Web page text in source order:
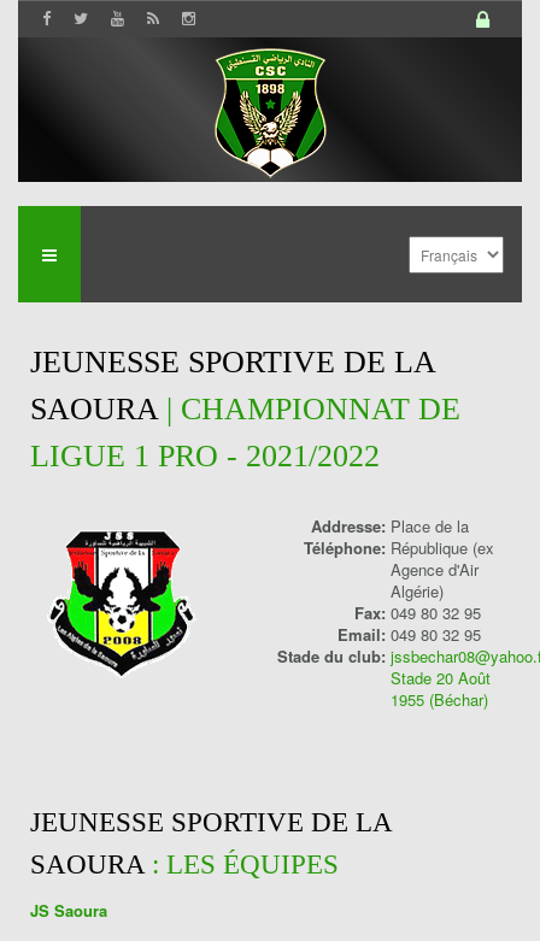
JEUNESSE SPORTIVE DE LA
SAOURA| CHAMPIONNAT DE
LIGUE 1 PRO - 2021/2022
Addresse: Place de la
République (ex
Agence d'Air
Algérie)
Téléphone:
049 80 32 95
Fax:
049 80 32 95
Email:
Stade du club:
Stade 20 Août
1955 (Béchar)
JEUNESSE SPORTIVE DE LA
SAOURA : LES ÉQUIPES
JS Saoura